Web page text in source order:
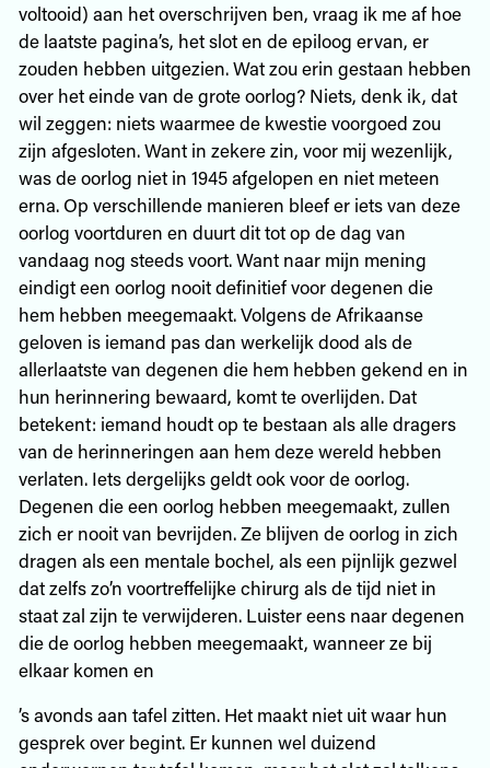
voltooid) aan het overschrijven ben, vraag ik me af hoe
de laatste pagina’s, het slot en de epiloog ervan, er
zouden hebben uitgezien. Wat zou erin gestaan hebben
over het einde van de grote oorlog? Niets, denk ik, dat
wil zeggen: niets waarmee de kwestie voorgoed zou
zijn afgesloten. Want in zekere zin, voor mij wezenlijk,
was de oorlog niet in 1945 afgelopen en niet meteen
erna. Op verschillende manieren bleef er iets van deze
oorlog voortduren en duurt dit tot op de dag van
vandaag nog steeds voort. Want naar mijn mening
eindigt een oorlog nooit definitief voor degenen die
hem hebben meegemaakt. Volgens de Afrikaanse
geloven is iemand pas dan werkelijk dood als de
allerlaatste van degenen die hem hebben gekend en in
hun herinnering bewaard, komt te overlijden. Dat
betekent: iemand houdt op te bestaan als alle dragers
van de herinneringen aan hem deze wereld hebben
verlaten. Iets dergelijks geldt ook voor de oorlog.
Degenen die een oorlog hebben meegemaakt, zullen
zich er nooit van bevrijden. Ze blijven de oorlog in zich
dragen als een mentale bochel, als een pijnlijk gezwel
dat zelfs zo’n voortreffelijke chirurg als de tijd niet in
staat zal zijn te verwijderen. Luister eens naar degenen
die de oorlog hebben meegemaakt, wanneer ze bij
elkaar komen en
’s avonds aan tafel zitten. Het maakt niet uit waar hun
gesprek over begint. Er kunnen wel duizend